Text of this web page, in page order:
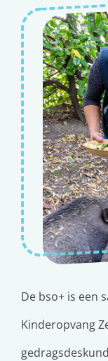
De bso+ is een
Kinderopvang